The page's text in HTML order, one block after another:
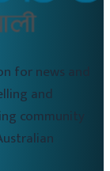
for news and
and
community